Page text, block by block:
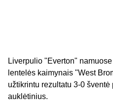
Liverpulio "Everton"
lentelės kaimynais "West
užtikrintu rezultatu 3-0
auklėtinius.